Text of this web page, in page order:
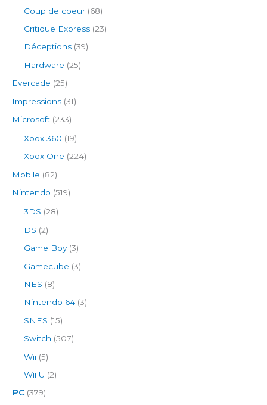
Coup de coeur (68)
Critique Express (23)
Déceptions (39)
Hardware (25)
Evercade (25)
Impressions (31)
Microsoft (233)
Xbox 360 (19)
Xbox One (224)
Mobile (82)
Nintendo (519)
3DS (28)
DS (2)
Game Boy(3)
Gamecube (3)
NES (8)
Nintendo 64 (3)
SNES (15)
Switch (507)
Wii (5)
Wii U (2)
PC (379)